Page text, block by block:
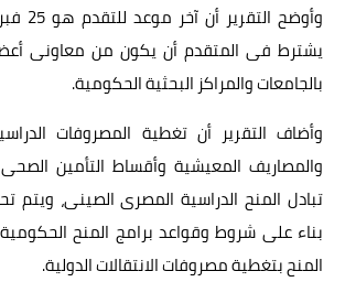
وأوضح
يشترط فى المتقدم أن يكون من معاونى
بالجامعات والمراكز البحثية الحكومية.
وأضاف التقرير أن تغطية المصروفات
والمصاريف المعيشية وأقساط التأمين
تبادل المنح الدراسية المصرى الصينى، ويتم
بناء على شروط وقواعد برامج المنح الحكومية
المنح بتغطية مصروفات الانتقالات الدولية.